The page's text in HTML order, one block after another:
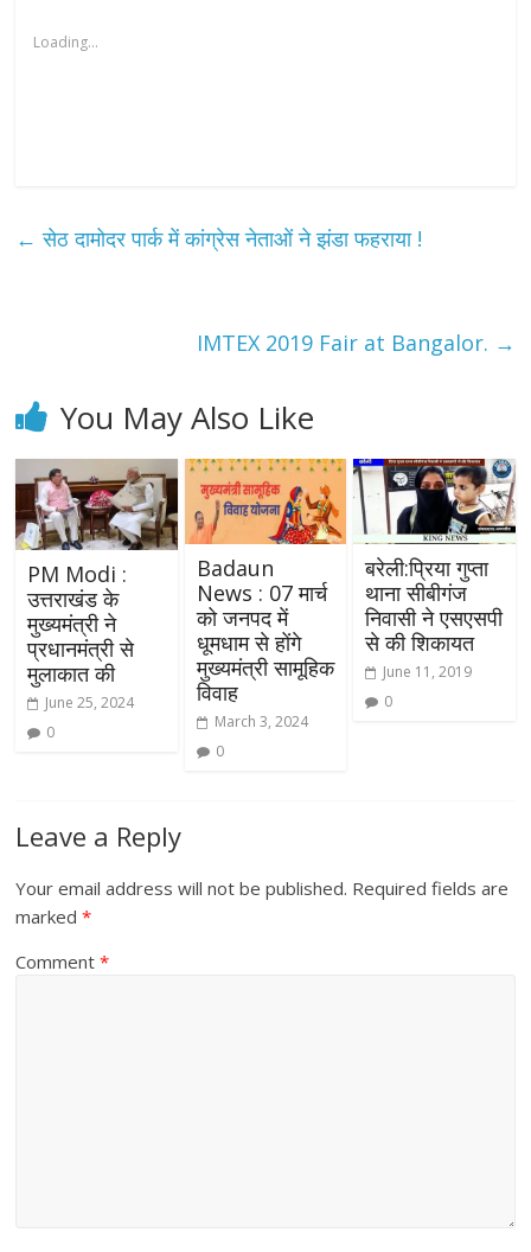
Loading...
← सेठ दामोदर पार्क में कांग्रेस नेताओं ने झंडा फहराया !
IMTEX 2019 Fair at Bangalor. →
You May Also Like
PM Modi :
उत्तराखंड के
मुख्यमंत्री ने
प्रधानमंत्री से
मुलाकात की
June 25, 2024
0
Badaun
News : 07 मार्च
को जनपद में
धूमधाम से होंगे
मुख्यमंत्री सामूहिक
विवाह
March 3, 2024
0
बरेली:प्रिया गुप्ता
थाना सीबीगंज
निवासी ने एसएसपी
से की शिकायत
June 11, 2019
0
Leave a Reply
Your email address will not be published. Required fields are
marked*
Comment*